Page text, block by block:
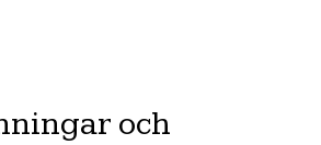
och